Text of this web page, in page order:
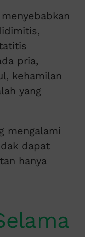
pria,
kehamilan
yang
mengalami
dapat
hanya